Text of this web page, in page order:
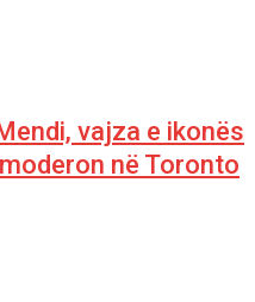
vajza e ikonës
në Toronto